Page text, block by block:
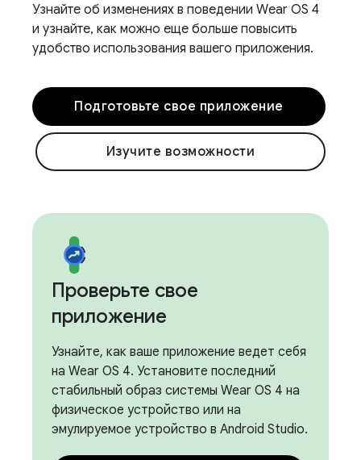
Узнайте об изменениях в поведении Wear OS 4
и узнайте, как можно еще больше повысить
удобство использования вашего приложения.
Подготовьте свое приложение
Изучите возможности
Проверьте свое
приложение
Узнайте, как ваше приложение ведет себя
на Wear OS 4. Установите последний
стабильный образ системы Wear OS 4 на
физическое устройство или на
эмулируемое устройство в Android Studio.